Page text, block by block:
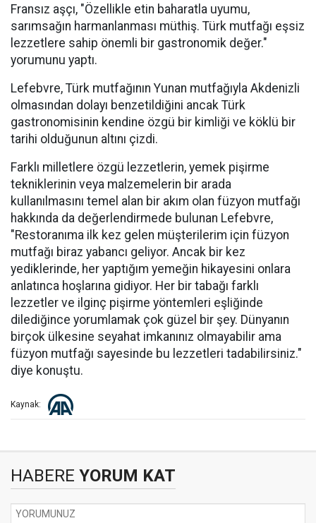
Fransız aşçı, "Özellikle etin baharatla uyumu,
sarımsağın harmanlanması müthiş. Türk mutfağı eşsiz
lezzetlere sahip önemli bir gastronomik değer."
yorumunu yaptı.
Lefebvre, Türk mutfağının Yunan mutfağıyla Akdenizli
olmasından dolayı benzetildiğini ancak Türk
gastronomisinin kendine özgü bir kimliği ve köklü bir
tarihi olduğunun altını çizdi.
Farklı milletlere özgü lezzetlerin, yemek pişirme
tekniklerinin veya malzemelerin bir arada
kullanılmasını temel alan bir akım olan füzyon mutfağı
hakkında da değerlendirmede bulunan Lefebvre,
"Restoranıma ilk kez gelen müşterilerim için füzyon
mutfağı biraz yabancı geliyor. Ancak bir kez
yediklerinde, her yaptığım yemeğin hikayesini onlara
anlatınca hoşlarına gidiyor. Her bir tabağı farklı
lezzetler ve ilginç pişirme yöntemleri eşliğinde
dilediğince yorumlamak çok güzel bir şey. Dünyanın
birçok ülkesine seyahat imkanınız olmayabilir ama
füzyon mutfağı sayesinde bu lezzetleri tadabilirsiniz."
diye konuştu.
Kaynak:
HABERE YORUM KAT